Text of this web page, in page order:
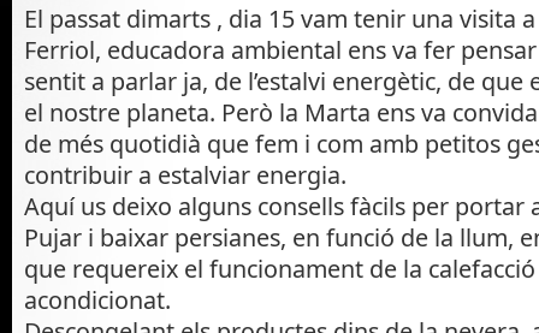
El passat dimarts , dia 15 vam tenir una visita
Ferriol, educadora ambiental ens va fer pensar
sentit a parlar ja, de l’estalvi energètic, de que
el nostre planeta. Però la Marta ens va
de més quotidià que fem i com amb petitos
contribuir a estalviar energia.
Aquí us deixo alguns consells fàcils per portar
Pujar i baixar persianes, en funció de la llum,
que requereix el funcionament de la calefacció
acondicionat.